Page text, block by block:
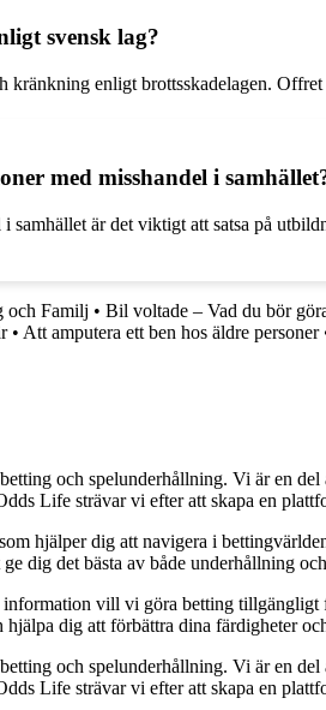
svensk lag?
enligt brottsskadelagen.
med misshandel i
samhället är det viktigt att satsa på
och Familj • Bil voltade – Vad du bör
• Att amputera ett ben hos äldre personer
och spelunderhållning. Vi är en
Life strävar vi efter att skapa en
hjälper dig att navigera i
dig det bästa av både underhållning
vill vi göra betting
dig att förbättra dina färdigheter
och spelunderhållning. Vi är en
Life strävar vi efter att skapa en